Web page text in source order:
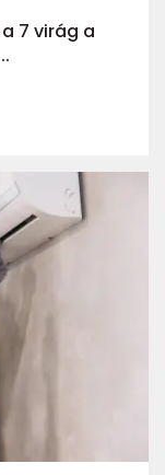
7 virág a